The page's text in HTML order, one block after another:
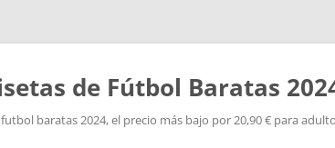
de Fútbol Baratas
baratas 2024, el precio más bajo por 20,90 € para